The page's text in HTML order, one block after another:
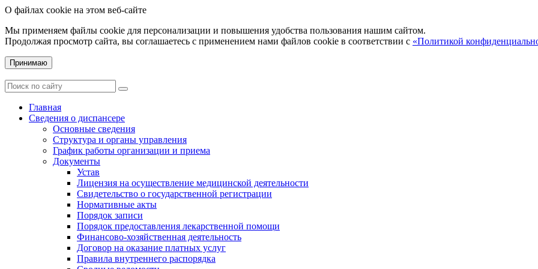
О файлах cookie на этом веб-сайте
Мы применяем файлы cookie для персонализации и повышения удобства пользования нашим сайтом.
Продолжая просмотр сайта, вы соглашаетесь с применением нами файлов cookie в соответствии с «Политикой
Принимаю
Главная
Сведения о диспансере
Основные сведения
Структура и органы управления
График работы организации и приема
Документы
Устав
Лицензия на осуществление медицинской деятельности
Свидетельство о государственной регистрации
Нормативные акты
Порядок записи
Порядок предоставления лекарственной помощи
Финансово-хозяйственная деятельность
Договор на оказание платных услуг
Правила внутреннего распорядка